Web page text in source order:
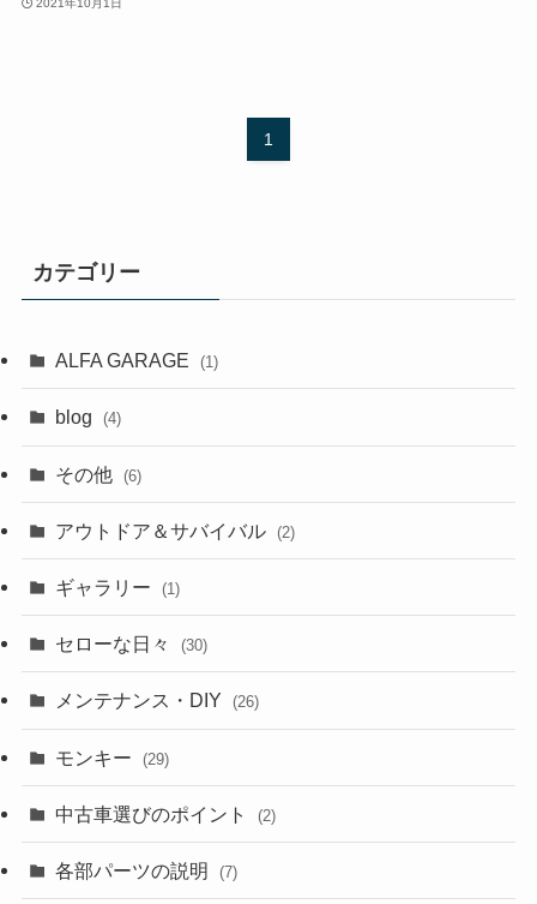
1
カテゴリー
ALFA GARAGE (1)
blog (4)
その他 (6)
アウトドア＆サバイバル (2)
ギャラリー (1)
セローな日々 (30)
メンテナンス・DIY (26)
モンキー (29)
中古車選びのポイント (2)
各部パーツの説明 (7)